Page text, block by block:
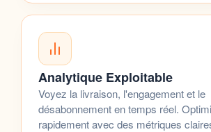
Analytique Exploitable
Voyez la livraison, l'engagement et le
désabonnement en temps réel.
rapidement avec des métriques